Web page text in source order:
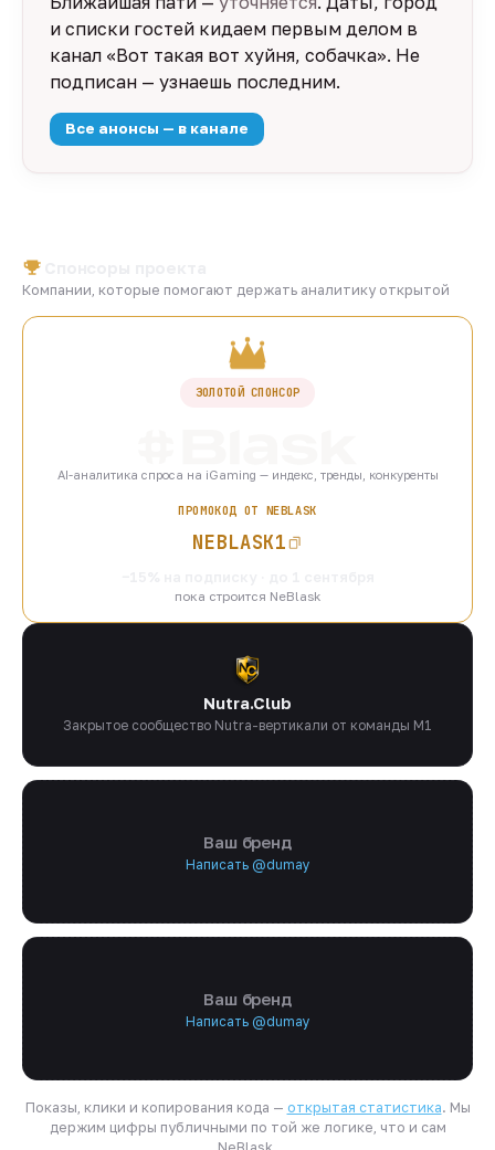
и списки гостей кидаем первым делом в
канал «Вот такая вот хуйня, собачка». Не
подписан — узнаешь последним.
Все анонсы — в канале
Компании, которые помогают держать аналитику открытой
ЗОЛОТОЙ СПОНСОР
AI-аналитика спроса на iGaming — индекс, тренды, конкуренты
ПРОМОКОД ОТ NEBLASK
NEBLASK1
пока строится NeBlask
Nutra.Club
Закрытое сообщество Nutra-вертикали от команды M1
Ваш бренд
Написать @dumay
Ваш бренд
Написать @dumay
Показы, клики и копирования кода — открытая статистика. Мы
держим цифры публичными по той же логике, что и сам